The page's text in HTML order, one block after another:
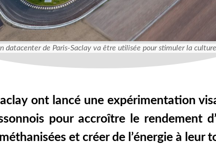
datacenter de Paris-Saclay va être utilisée pour stimuler la
ont lancé une expérimentation
pour accroître le rendement
et créer de l’énergie à leur